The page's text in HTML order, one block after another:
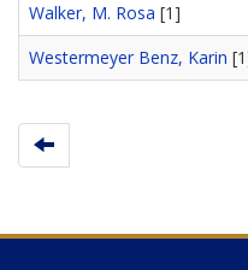
Walker, M. Rosa [1]
Westermeyer Benz, Karin